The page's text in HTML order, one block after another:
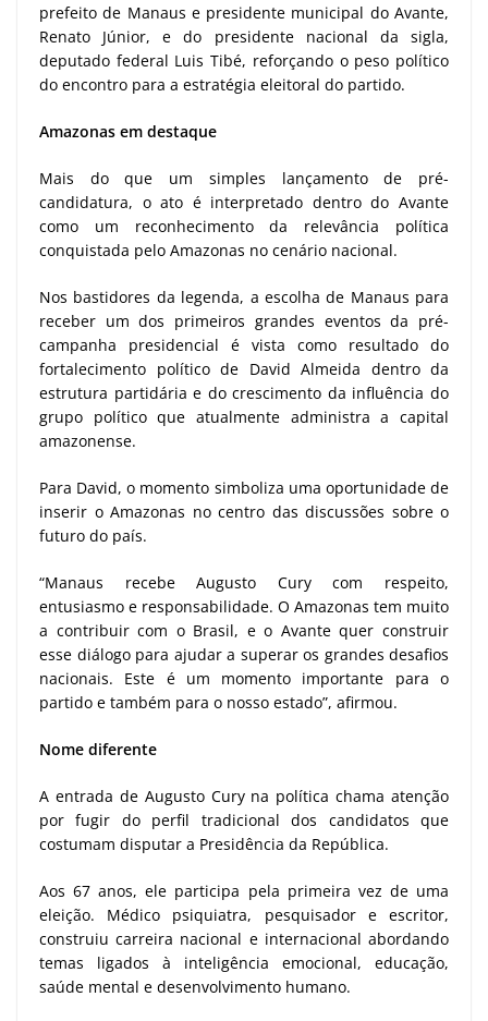
prefeito de Manaus e presidente municipal do Avante,
Renato Júnior, e do presidente nacional da sigla,
deputado federal Luis Tibé, reforçando o peso político
do encontro para a estratégia eleitoral do partido.
Amazonas em destaque
Mais do que um simples lançamento de pré-
candidatura, o ato é interpretado dentro do Avante
como um reconhecimento da relevância política
conquistada pelo Amazonas no cenário nacional.
Nos bastidores da legenda, a escolha de Manaus para
receber um dos primeiros grandes eventos da pré-
campanha presidencial é vista como resultado do
fortalecimento político de David Almeida dentro da
estrutura partidária e do crescimento da influência do
grupo político que atualmente administra a capital
amazonense.
Para David, o momento simboliza uma oportunidade de
inserir o Amazonas no centro das discussões sobre o
futuro do país.
“Manaus recebe Augusto Cury com respeito,
entusiasmo e responsabilidade. O Amazonas tem muito
a contribuir com o Brasil, e o Avante quer construir
esse diálogo para ajudar a superar os grandes desafios
nacionais. Este é um momento importante para o
partido e também para o nosso estado”, afirmou.
Nome diferente
A entrada de Augusto Cury na política chama atenção
por fugir do perfil tradicional dos candidatos que
costumam disputar a Presidência da República.
Aos 67 anos, ele participa pela primeira vez de uma
eleição. Médico psiquiatra, pesquisador e escritor,
construiu carreira nacional e internacional abordando
temas ligados à inteligência emocional, educação,
saúde mental e desenvolvimento humano.